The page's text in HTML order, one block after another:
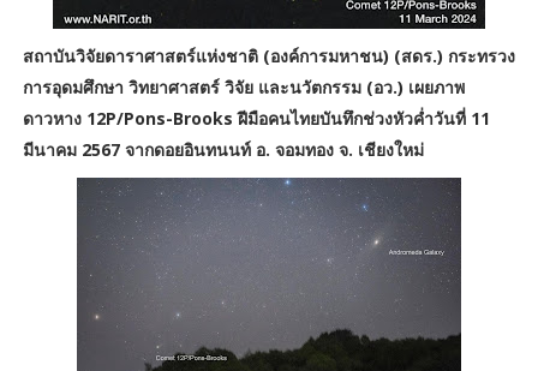
สถาบันวิจัยดาราศาสตร์แห่งชาติ (องค์การมหาชน) (สดร.) กระทรวง
การอุดมศึกษา วิทยาศาสตร์ วิจัย และนวัตกรรม (อว.) เผยภาพ
ดาวหาง 12P/Pons-Brooks ฝีมือคนไทยบันทึกช่วงหัวค่ำวันที่ 11
มีนาคม 2567 จากดอยอินทนนท์ อ. จอมทอง จ. เชียงใหม่